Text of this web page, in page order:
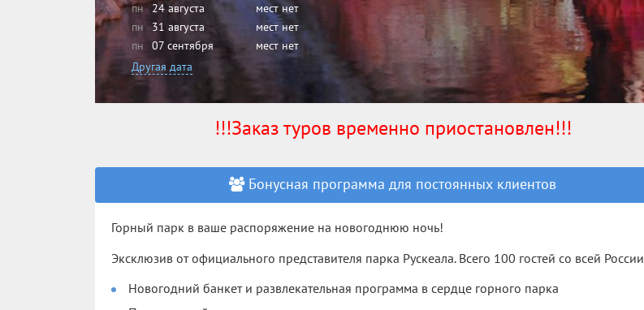
пн
24 августа
мест нет
пн
31 августа
мест нет
пн
07 сентября
мест нет
Другая дата
!!!Заказ туров временно приостановлен!!!
Бонусная программа для постоянных клиентов
Горный парк в ваше распоряжение на новогоднюю ночь!
Эксклюзив от официального представителя парка Рускеала. Всего 100 гостей со всей России
Новогодний банкет и развлекательная программа в сердце горного парка